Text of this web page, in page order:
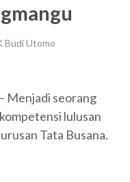
Budi Utomo
Menjadi seorang
lulusan
Tata Busana.